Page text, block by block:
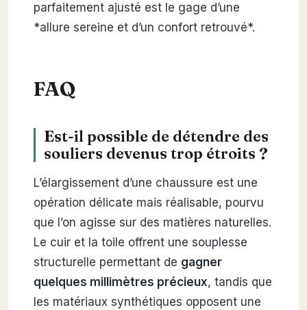
parfaitement ajusté est le gage d’une
*allure sereine et d’un confort retrouvé*.
FAQ
Est-il possible de détendre des
souliers devenus trop étroits ?
L’élargissement d’une chaussure est une
opération délicate mais réalisable, pourvu
que l’on agisse sur des matières naturelles.
Le cuir et la toile offrent une souplesse
structurelle permettant de gagner
quelques millimètres précieux, tandis que
les matériaux synthétiques opposent une